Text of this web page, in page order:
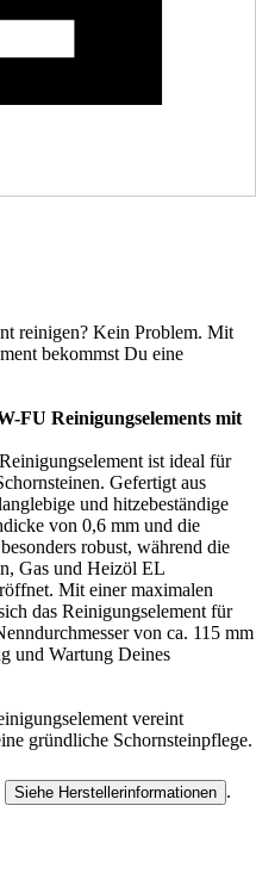
reinigen? Kein Problem. Mit
bekommst Du eine
FU Reinigungselements mit
ist ideal für
Gefertigt aus
und hitzebeständige
von 0,6 mm und die
robust, während die
Gas und Heizöl EL
Mit einer maximalen
das Reinigungselement für
von ca. 115 mm
und Wartung Deines
vereint
gründliche Schornsteinpflege.
Siehe Herstellerinformationen .